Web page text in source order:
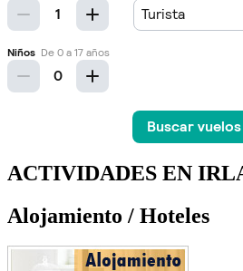
ACTIVIDADES EN
Alojamiento / Hoteles